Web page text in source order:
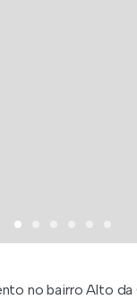
no bairro Alto da